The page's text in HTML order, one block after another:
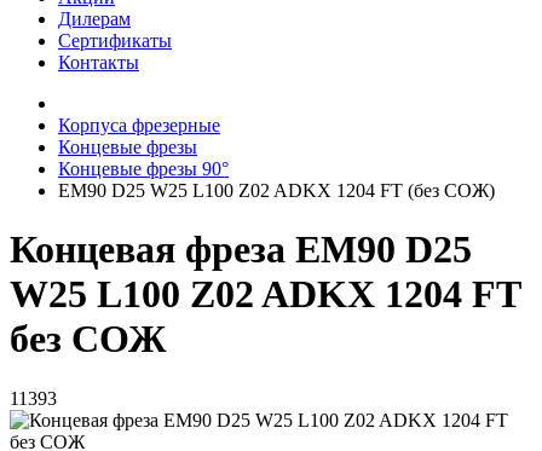
Дилерам
Сертификаты
Контакты
Корпуса фрезерные
Концевые фрезы
Концевые фрезы 90°
EM90 D25 W25 L100 Z02 ADKX 1204 FT (без СОЖ)
Концевая фреза EM90 D25
W25 L100 Z02 ADKX 1204 FT
без СОЖ
11393